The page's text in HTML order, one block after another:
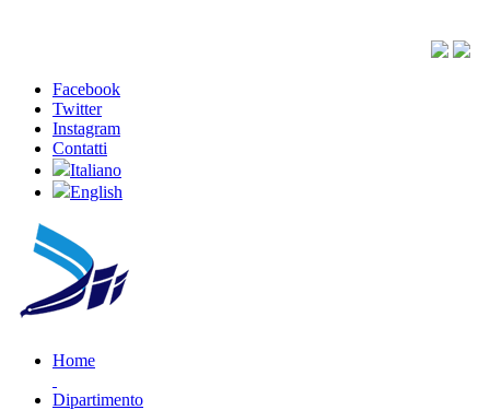
Facebook
Twitter
Instagram
Contatti
Italiano
English
Home
Dipartimento